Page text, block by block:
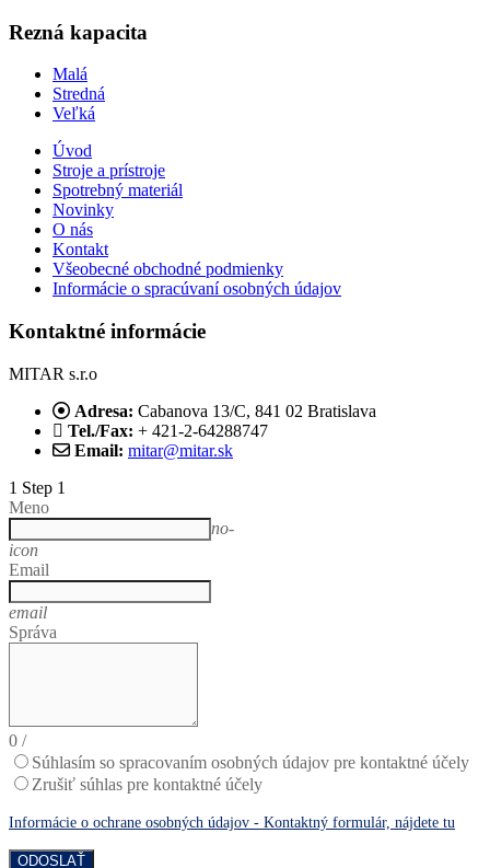
Rezná kapacita
Malá
Stredná
Veľká
Úvod
Stroje a prístroje
Spotrebný materiál
Novinky
O nás
Kontakt
Všeobecné obchodné podmienky
Informácie o spracúvaní osobných údajov
Kontaktné informácie
MITAR s.r.o
Adresa: Cabanova 13/C, 841 02 Bratislava
Tel./Fax: + 421-2-64288747
Email: mitar@mitar.sk
1 Step 1
Meno
no-
icon
Email
email
Správa
0 /
Súhlasím so spracovaním osobných údajov pre kontaktné účely
Zrušiť súhlas pre kontaktné účely
Informácie o ochrane osobných údajov - Kontaktný formulár, nájdete tu
ODOSLAŤ